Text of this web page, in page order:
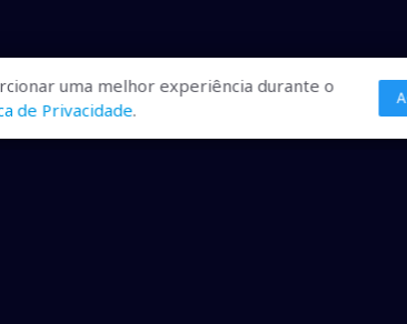
uma melhor experiência durante o
de Privacidade.